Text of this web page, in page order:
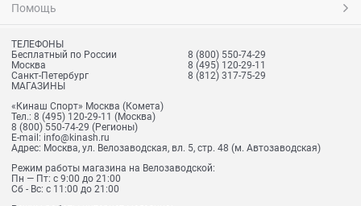
Помощь
ТЕЛЕФОНЫ
Бесплатный по России
8 (800) 550-74-29
Москва
8 (495) 120-29-11
Санкт-Петербург
8 (812) 317-75-29
МАГАЗИНЫ
«Кинаш Спорт» Москва (Комета)
Тел.: 8 (495) 120-29-11 (Москва)
8 (800) 550-74-29 (Регионы)
E-mail: info@kinash.ru
Адрес: Москва, ул. Велозаводская, вл. 5, стр. 48 (м. Автозаводская)
Режим работы магазина на Велозаводской:
Пн — Пт: с 9:00 до 21:00
Сб - Вс: с 11:00 до 21:00